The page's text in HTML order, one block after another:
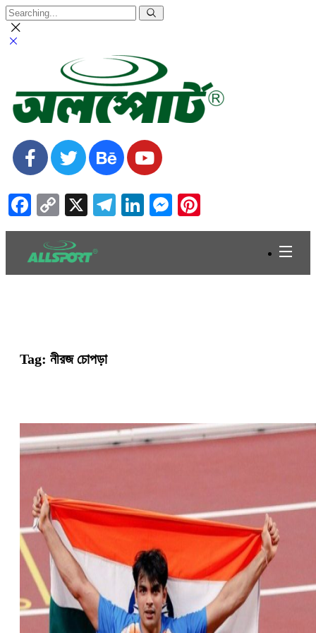
Facebook
Copy
Link
X Telegram
LinkedIn
Messenger
Tag: নীরজ চোপড়া